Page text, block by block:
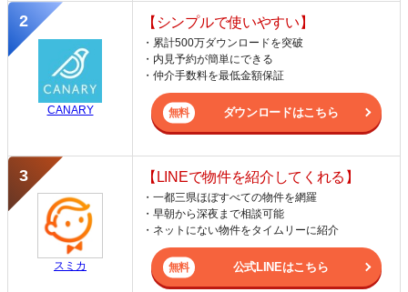
CANARY
【シンプルで使いやすい】
・累計500万ダウンロードを突破
・内見予約が簡単にできる
・仲介手数料を最低金額保証
ダウンロードはこちら
スミカ
【LINEで物件を紹介してくれる】
・一都三県ほぼすべての物件を網羅
・早朝から深夜まで相談可能
・ネットにない物件をタイムリーに紹介
公式LINEはこちら